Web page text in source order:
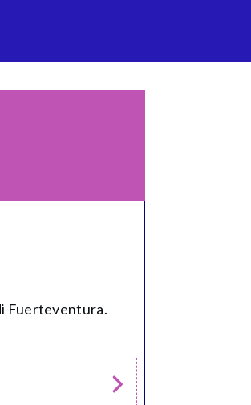
Fuerteventura.